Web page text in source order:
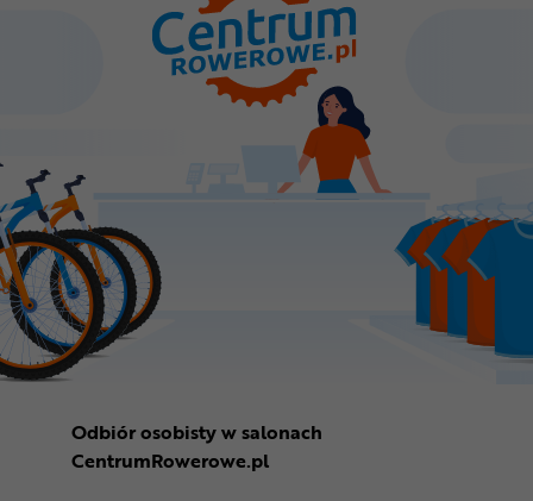
Odbiór osobisty w salonach
CentrumRowerowe.pl